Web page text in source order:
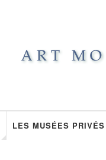
LES MUSÉES PRIVÉS